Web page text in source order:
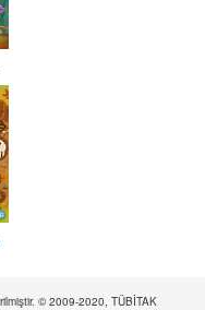
© 2009-2020, TÜBİTAK